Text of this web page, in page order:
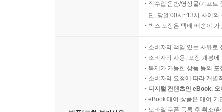
직수입 음반/영상물/기프트
단, 당일 00시~13시 사이의
박스 포장은 택배 배송이
소비자의 책임 있는 사유로
소비자의 사용, 포장 개봉
복제가 가능한 상품 등의
소비자의 요청에 따라 개별
디지털 컨텐츠인 eBook,
eBook 대여 상품은 대여 기
모바일 쿠폰 등록 후 취소/